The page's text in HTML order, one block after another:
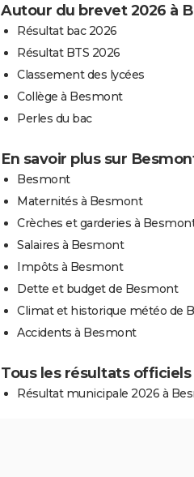
Autour du brevet 2026 à
Résultat bac 2026
Résultat BTS 2026
Classement des lycées
Collège à Besmont
Perles du bac
En savoir plus sur
Besmont
Maternités à Besmont
Crèches et garderies à
Salaires à Besmont
Impôts à Besmont
Dette et budget de Besmont
Climat et historique météo de
Accidents à Besmont
Tous les résultats
Résultat municipale 2026 à